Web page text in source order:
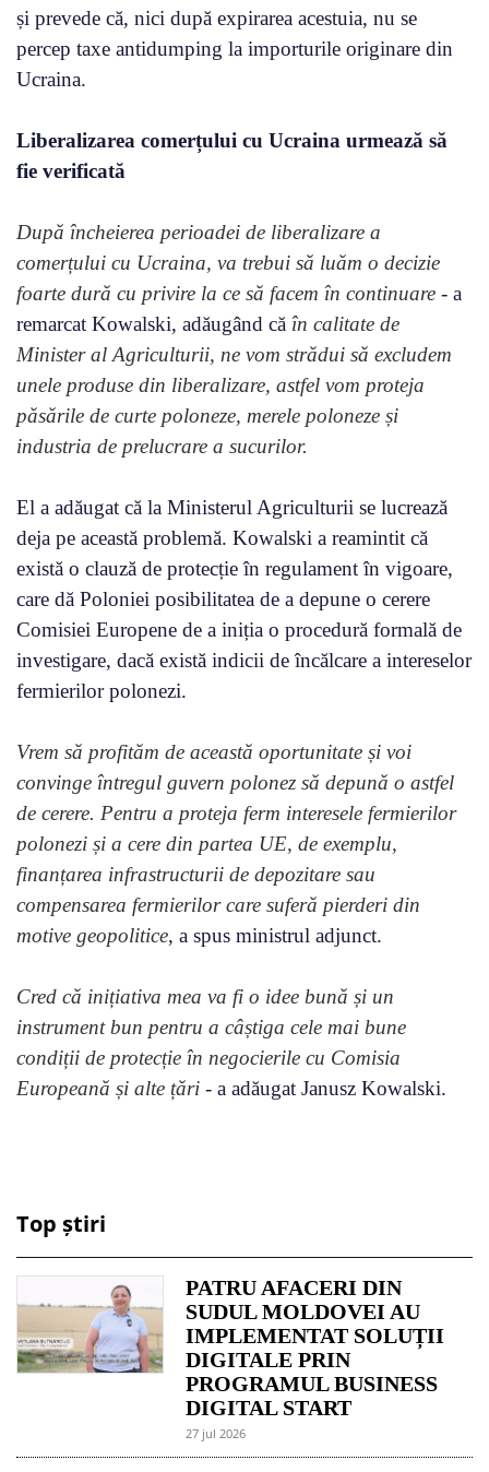
și prevede că, nici după expirarea acestuia, nu se
percep taxe antidumping la importurile originare din
Ucraina.
Liberalizarea comerțului cu Ucraina urmează să
fie verificată
După încheierea perioadei de liberalizare a
comerțului cu Ucraina, va trebui să luăm o decizie
foarte dură cu privire la ce să facem în continuare - a
remarcat Kowalski, adăugând că în calitate de
Minister al Agriculturii, ne vom strădui să excludem
unele produse din liberalizare, astfel vom proteja
păsările de curte poloneze, merele poloneze și
industria de prelucrare a sucurilor.
El a adăugat că la Ministerul Agriculturii se lucrează
deja pe această problemă. Kowalski a reamintit că
există o clauză de protecție în regulament în vigoare,
care dă Poloniei posibilitatea de a depune o cerere
Comisiei Europene de a iniția o procedură formală de
investigare, dacă există indicii de încălcare a intereselor
fermierilor polonezi.
Vrem să profităm de această oportunitate și voi
convinge întregul guvern polonez să depună o astfel
de cerere. Pentru a proteja ferm interesele fermierilor
polonezi și a cere din partea UE, de exemplu,
finanțarea infrastructurii de depozitare sau
compensarea fermierilor care suferă pierderi din
motive geopolitice, a spus ministrul adjunct.
Cred că inițiativa mea va fi o idee bună și un
instrument bun pentru a câștiga cele mai bune
condiții de protecție în negocierile cu Comisia
Europeană și alte țări - a adăugat Janusz Kowalski.
Top știri
PATRU AFACERI DIN
SUDUL MOLDOVEI AU
IMPLEMENTAT SOLUȚII
DIGITALE PRIN
PROGRAMUL BUSINESS
DIGITAL START
27 jul 2026